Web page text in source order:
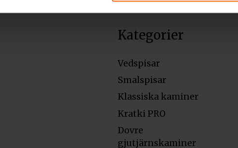
Kategorier
Vedspisar
Smalspisar
Klassiska kaminer
Kratki PRO
Dovre
gjutjärnskaminer